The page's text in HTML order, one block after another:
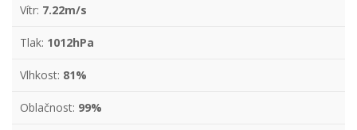
Vítr: 7.22m/s
Tlak: 1012hPa
Vlhkost: 81%
Oblačnost: 99%